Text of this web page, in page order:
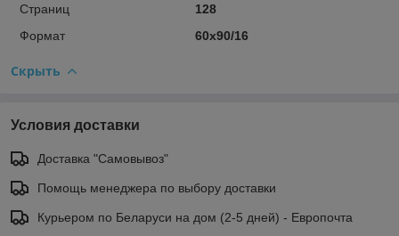
Страниц
128
Формат
60х90/16
Скрыть
Условия доставки
Доставка "Самовывоз"
Помощь менеджера по выбору доставки
Курьером по Беларуси на дом (2-5 дней) - Европочта